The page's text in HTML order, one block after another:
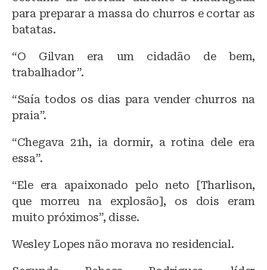
para preparar a massa do churros e cortar as
batatas.
“O Gilvan era um cidadão de bem,
trabalhador”.
“Saía todos os dias para vender churros na
praia”.
“Chegava 21h, ia dormir, a rotina dele era
essa”.
“Ele era apaixonado pelo neto [Tharlison,
que morreu na explosão], os dois eram
muito próximos”, disse.
Wesley Lopes não morava no residencial.